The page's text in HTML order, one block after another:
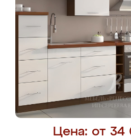
Цена: от